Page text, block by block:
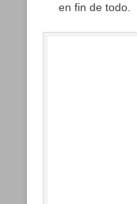
en fin de todo.